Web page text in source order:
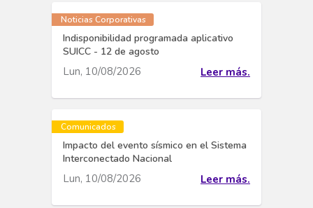
Noticias Corporativas
Indisponibilidad programada aplicativo
SUICC - 12 de agosto
Lun, 10/08/2026 Leer más.
Comunicados
Impacto del evento sísmico en el Sistema
Interconectado Nacional
Lun, 10/08/2026 Leer más.